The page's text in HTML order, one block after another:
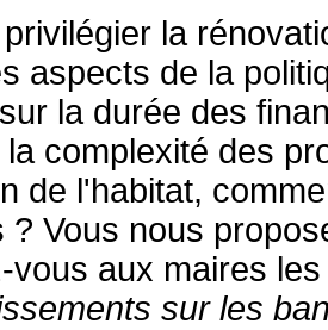
la
aspects de la
la durée des
la complexité des
de l'habitat,
? Vous nous
vous aux maires
sur les